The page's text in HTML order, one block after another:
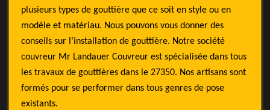
plusieurs types de gouttière que ce soit en style ou en
modèle et matériau. Nous pouvons vous donner des
conseils sur l’installation de gouttière. Notre société
couvreur Mr Landauer Couvreur est spécialisée dans tous
les travaux de gouttières dans le 27350. Nos artisans sont
formés pour se performer dans tous genres de pose
existants.